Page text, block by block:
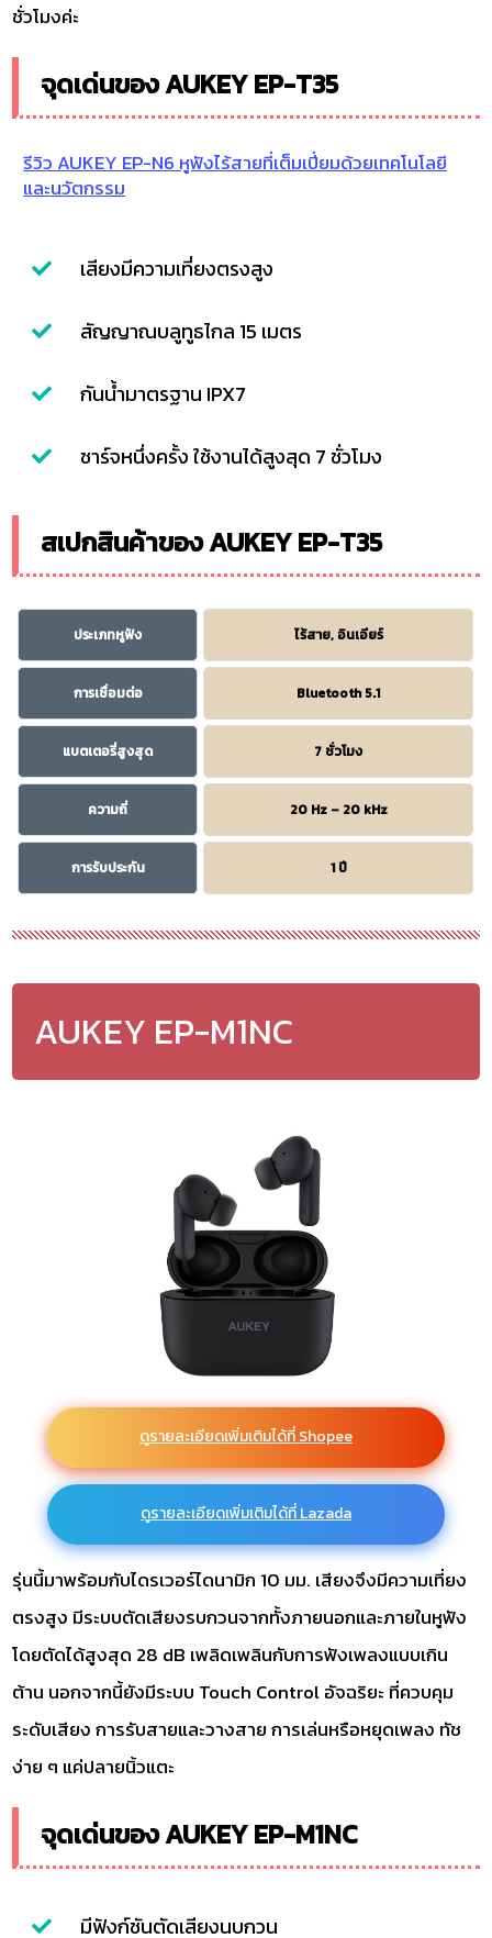
ชั่วโมงค่ะ
จุดเด่นของ AUKEY EP-T35
รีวิว AUKEY EP-N6 หูฟังไร้สายที่เต็มเปี่ยมด้วยเทคโนโลยี
และนวัตกรรม
เสียงมีความเที่ยงตรงสูง
สัญญาณบลูทูธไกล 15 เมตร
กันน้ำมาตรฐาน IPX7
ชาร์จหนึ่งครั้ง ใช้งานได้สูงสุด 7 ชั่วโมง
สเปกสินค้าของ AUKEY EP-T35
ประเภทหูฟัง ไร้สาย, อินเอียร์
การเชื่อมต่อ Bluetooth 5.1
แบตเตอรี่สูงสุด 7 ชั่วโมง
ความถี่ 20 Hz – 20 kHz
การรับประกัน 1 ปี
AUKEY EP-M1NC
ดูรายละเอียดเพิ่มเติมได้ที่ Shopee
ดูรายละเอียดเพิ่มเติมได้ที่ Lazada
รุ่นนี้มาพร้อมกับไดรเวอร์ไดนามิก 10 มม. เสียงจึงมีความเที่ยง
ตรงสูง มีระบบตัดเสียงรบกวนจากทั้งภายนอกและภายในหูฟัง
โดยตัดได้สูงสุด 28 dB เพลิดเพลินกับการฟังเพลงแบบเกิน
ต้าน นอกจากนี้ยังมีระบบ Touch Control อัจฉริยะ ที่ควบคุม
ระดับเสียง การรับสายและวางสาย การเล่นหรือหยุดเพลง ทัช
ง่าย ๆ แค่ปลายนิ้วแตะ
จุดเด่นของ AUKEY EP-M1NC
มีฟังก์ชันตัดเสียงนบกวน